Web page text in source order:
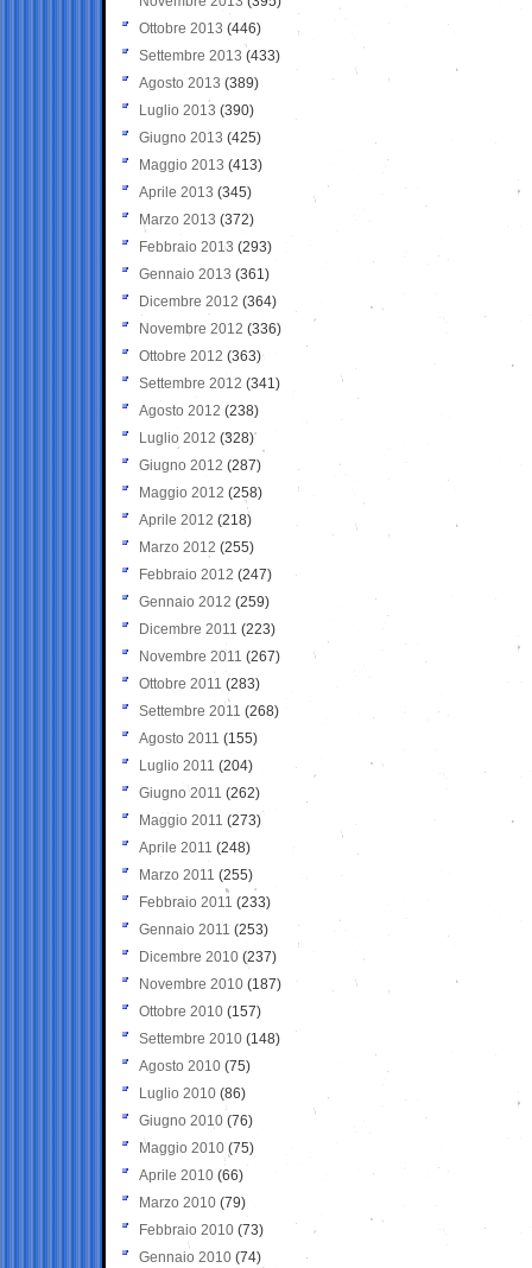
Ottobre 2013 (446)
Settembre 2013 (433)
Agosto 2013 (389)
Luglio 2013 (390)
Giugno 2013 (425)
Maggio 2013 (413)
Aprile 2013 (345)
Marzo 2013 (372)
Febbraio 2013 (293)
Gennaio 2013 (361)
Dicembre 2012 (364)
Novembre 2012 (336)
Ottobre 2012 (363)
Settembre 2012 (341)
Agosto 2012 (238)
Luglio 2012 (328)
Giugno 2012 (287)
Maggio 2012 (258)
Aprile 2012 (218)
Marzo 2012 (255)
Febbraio 2012 (247)
Gennaio 2012 (259)
Dicembre 2011 (223)
Novembre 2011 (267)
Ottobre 2011 (283)
Settembre 2011 (268)
Agosto 2011 (155)
Luglio 2011 (204)
Giugno 2011 (262)
Maggio 2011 (273)
Aprile 2011 (248)
Marzo 2011 (255)
Febbraio 2011 (233)
Gennaio 2011 (253)
Dicembre 2010 (237)
Novembre 2010 (187)
Ottobre 2010 (157)
Settembre 2010 (148)
Agosto 2010 (75)
Luglio 2010 (86)
Giugno 2010 (76)
Maggio 2010 (75)
Aprile 2010 (66)
Marzo 2010 (79)
Febbraio 2010 (73)
Gennaio 2010 (74)